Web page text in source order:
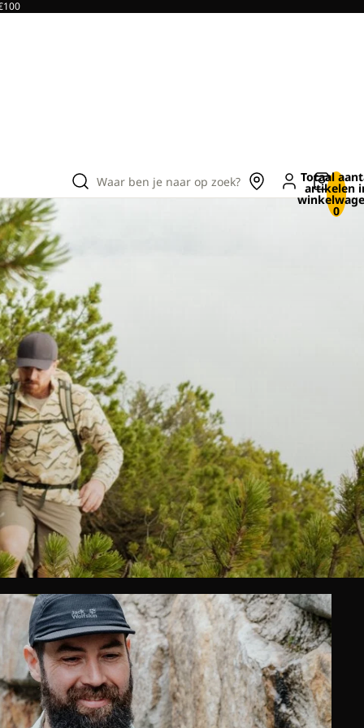
Waar ben je naar op zoek? Totaal
artikelen
0